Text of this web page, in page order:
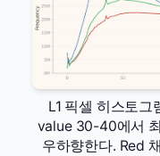
L1 픽셀 히스토
value 30-40에서
우하향한다. Red